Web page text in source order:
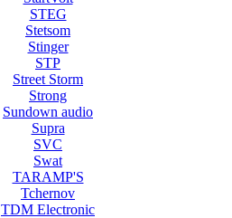
STEG
Stetsom
Stinger
STP
Street Storm
Strong
Sundown audio
Supra
SVC
Swat
TARAMP'S
Tchernov
TDM Electronic